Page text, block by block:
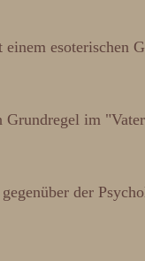
esoterischen
im
der